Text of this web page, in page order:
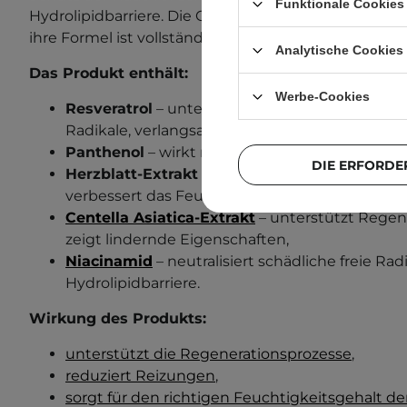
Hydrolipidbarriere. Die Creme befindet sich in einer
ihre Formel ist vollständig für Veganer geeignet.
Das Produkt enthält:
Resveratrol – unterstützt die Regeneration
Radikale, verlangsamt den Alterungsprozess,
Panthenol – wirkt regenerierend, lindernd
Herzblatt-Extrakt – lindert Reizungen,
verbessert das Feuchtigkeitsniveau der Haut,
Centella Asiatica-Extrakt– unterstützt
zeigt lindernde Eigenschaften,
Niacinamid – neutralisiert schädliche freie
Hydrolipidbarriere.
Wirkung des Produkts:
unterstützt die Regenerationsprozesse,
reduziert Reizungen,
sorgt für den richtigen Feuchtigkeitsgehalt
Funktionale
Analytische Cookies
Werbe-Cookies
DIE